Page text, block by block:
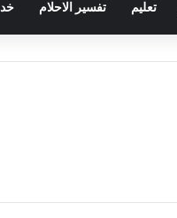
تعليم تفسير الاحلام